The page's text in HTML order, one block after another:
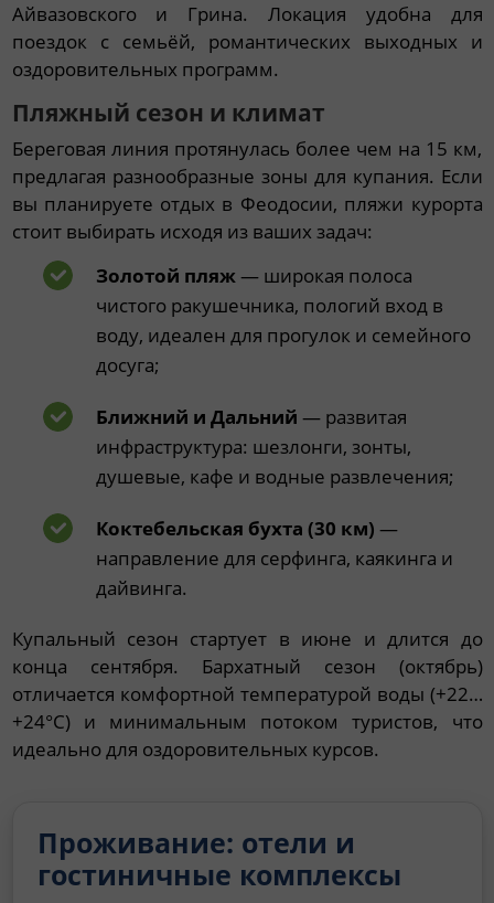
Айвазовского и Грина. Локация удобна для
поездок с семьёй, романтических выходных и
оздоровительных программ.
Пляжный сезон и климат
Береговая линия протянулась более чем на 15 км,
предлагая разнообразные зоны для купания. Если
вы планируете отдых в Феодосии, пляжи курорта
стоит выбирать исходя из ваших задач:
Золотой пляж— широкая полоса
чистого ракушечника, пологий вход в
воду, идеален для прогулок и семейного
досуга;
Ближний и Дальний — развитая
инфраструктура: шезлонги, зонты,
душевые, кафе и водные развлечения;
Коктебельская бухта (30 км) —
направление для серфинга, каякинга и
дайвинга.
Купальный сезон стартует в июне и длится до
конца сентября. Бархатный сезон (октябрь)
отличается комфортной температурой воды (+22…
+24°C) и минимальным потоком туристов, что
идеально для оздоровительных курсов.
Проживание: отели и
гостиничные комплексы